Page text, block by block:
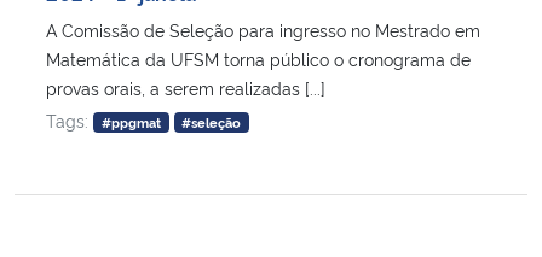
A Comissão de Seleção para ingresso no Mestrado em
Matemática da UFSM torna público o cronograma de
provas orais, a serem realizadas [...]
Tags:
#ppgmat #seleção